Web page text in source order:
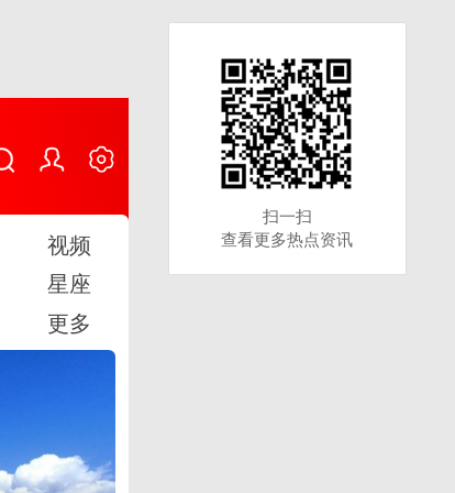
视频
星座
更多
扫一扫
查看更多热点资讯
扫一扫
查看更多热点资讯